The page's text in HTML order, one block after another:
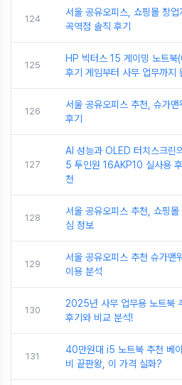
124
서울 공유오피스, 쇼핑몰 창
곡역점 솔직 후기
125
HP 빅터스 15 게이밍 노트
후기 게임부터 사무 업무까지
126
서울 공유오피스 추천, 슈가
후기
127
AI 성능과 OLED 터치스크린
5 투인원 16AKP10 실사용
천
128
서울 공유오피스 추천, 쇼핑
심 정보
129
서울 공유오피스 추천 슈가맨
이용 분석
130
2025년 사무 업무용 노트북
후기와 비교 분석!
131
40만원대 i5 노트북 추천 베
비 끝판왕, 이 가격 실화?